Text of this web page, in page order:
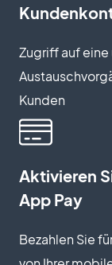
Zugriff auf
Kunden
Aktivieren
App Pay
Bezahlen Sie